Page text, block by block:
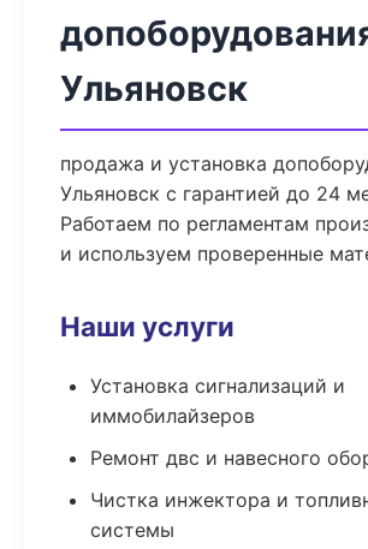
Ульяновск
продажа и установка
Ульяновск с гарантией до 24
Работаем по регламентам
и используем проверенные
Наши услуги
Установка сигнализаций и
иммобилайзеров
Ремонт двс и навесного
Чистка инжектора и
системы